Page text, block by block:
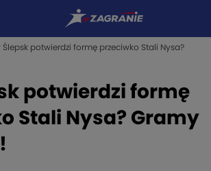
Ślepsk potwierdzi formę przeciwko Stali Nysa?
potwierdzi formę
Stali Nysa? Gramy